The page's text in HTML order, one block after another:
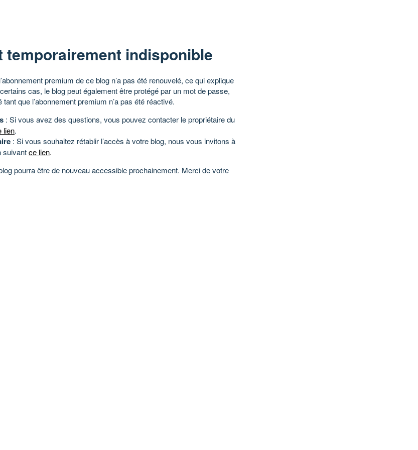
temporairement indisponible
premium de ce blog n’a pas été renouvelé, ce qui explique
cas, le blog peut également être protégé par un mot de passe,
que l’abonnement premium n’a pas été réactivé.
: Si vous avez des questions, vous pouvez contacter le propriétaire du
lien.
: Si vous souhaitez rétablir l’accès à votre blog, nous vous invitons à
suivantce lien.
pourra être de nouveau accessible prochainement. Merci de votre